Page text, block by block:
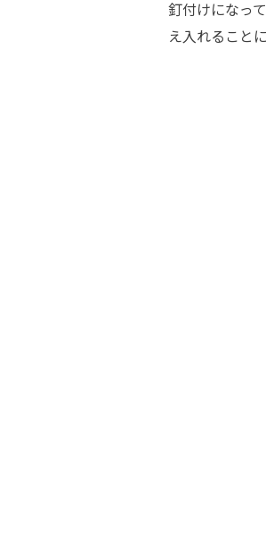
釘付けになっ
え入れること